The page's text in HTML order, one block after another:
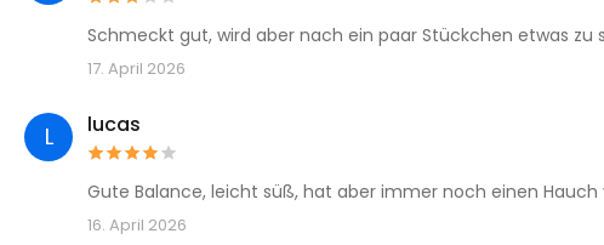
Schmeckt gut, wird aber nach ein paar Stückchen etwas zu
17. April 2026
L lucas
Gute Balance, leicht süß, hat aber immer noch einen Hauch
16. April 2026